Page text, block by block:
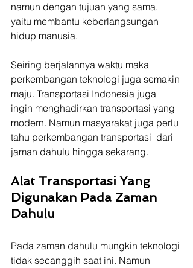
namun dengan tujuan yang sama.
yaitu membantu keberlangsungan
hidup manusia.
Seiring berjalannya waktu maka
perkembangan teknologi juga semakin
maju. Transportasi Indonesia juga
ingin menghadirkan transportasi yang
modern. Namun masyarakat juga perlu
tahu perkembangan transportasi  dari
jaman dahulu hingga sekarang.
Alat Transportasi Yang
Digunakan Pada Zaman
Dahulu
Pada zaman dahulu mungkin teknologi
tidak secanggih saat ini. Namun